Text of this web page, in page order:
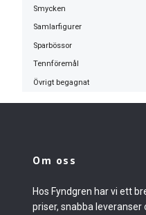
Smycken
Samlarfigurer
Sparbössor
Tennföremål
Övrigt begagnat
Om oss
Hos Fyndgren har vi ett
priser, snabba leveranser